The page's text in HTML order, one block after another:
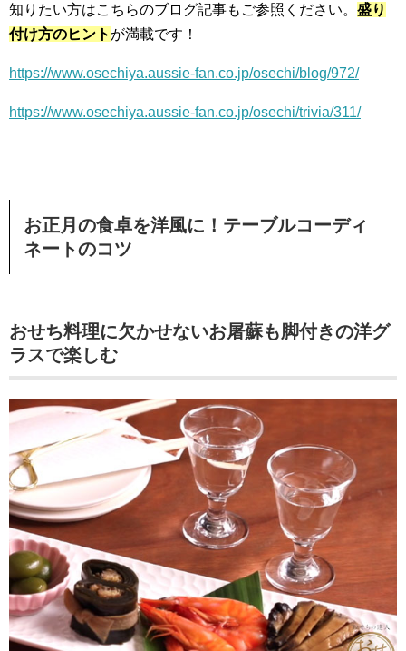
知りたい方はこちらのブログ記事もご参照ください。 盛り
付け方のヒント が満載です！
https://www.osechiya.aussie-fan.co.jp/osechi/blog/972/
https://www.osechiya.aussie-fan.co.jp/osechi/trivia/311/
お正月の食卓を洋風に！テーブルコーディ
ネートのコツ
おせち料理に欠かせないお屠蘇も脚付きの洋グ
ラスで楽しむ